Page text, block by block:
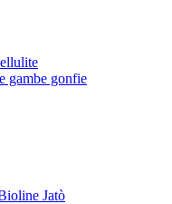
gambe gonfie
Jatò